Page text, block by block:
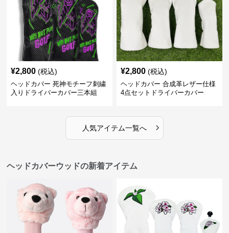
¥2,800 (税込)
ヘッドカバー 死神モチーフ刺繍
入りドライバーカバー三本組
¥2,800 (税込)
ヘッドカバー 合成革レザー仕様
4点セットドライバーカバー
人気アイテム一覧へ ›
ヘッドカバーウッドの新着アイテム